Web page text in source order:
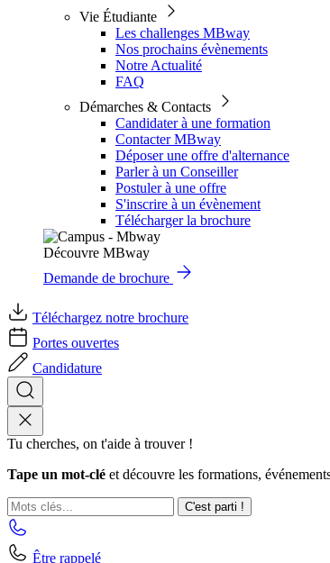
Vie Étudiante
Les challenges MBway
Nos prochains évènements
Notre Actualité
FAQ
Démarches & Contacts
Candidater à une formation
Contacter MBway
Déposer une offre d'alternance
Parler à un Conseiller
Postuler à une offre
S'inscrire à un évènement
Télécharger la brochure
Découvre MBway
Demande de brochure
Téléchargez notre brochure
Portes ouvertes
Candidature
Tu cherches, on t'aide à trouver !
Tape un mot-clé et découvre les formations,
C'est parti !
Être rappelé